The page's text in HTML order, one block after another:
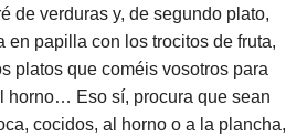
de verduras y, de segundo plato,
papilla con los trocitos de fruta,
platos que coméis vosotros para
horno… Eso sí, procura que sean
cocidos, al horno o a la plancha,